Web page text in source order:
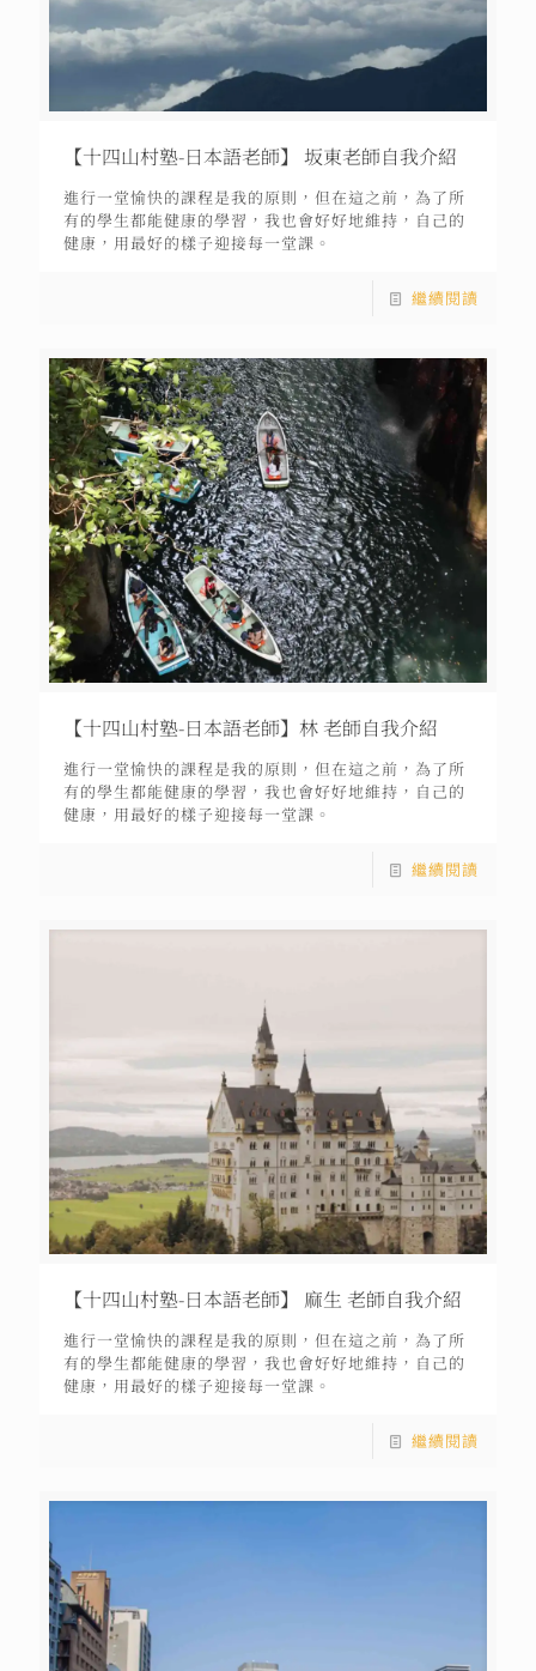
【十四山村塾-日本語老師】 坂東老師自我介紹
進行一堂愉快的課程是我的原則，但在這之前，為了所
有的學生都能健康的學習，我也會好好地維持，自己的
健康，用最好的樣子迎接每一堂課。
繼續閱讀
【十四山村塾-日本語老師】林 老師自我介紹
進行一堂愉快的課程是我的原則，但在這之前，為了所
有的學生都能健康的學習，我也會好好地維持，自己的
健康，用最好的樣子迎接每一堂課。
繼續閱讀
【十四山村塾-日本語老師】 麻生 老師自我介紹
進行一堂愉快的課程是我的原則，但在這之前，為了所
有的學生都能健康的學習，我也會好好地維持，自己的
健康，用最好的樣子迎接每一堂課。
繼續閱讀